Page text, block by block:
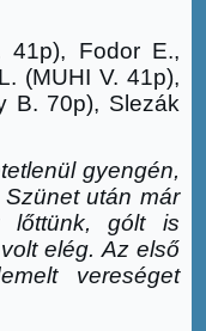
41p), Fodor E.,
(MUHI V. 41p),
B. 70p), Slezák
gyengén,
után már
lőttünk, gólt is
elég. Az első
vereséget